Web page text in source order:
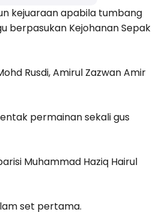
kejuaraan apabila tumbang
berpasukan Kejohanan Sepak
Rusdi, Amirul Zazwan Amir
permainan sekali gus
Muhammad Haziq Hairul
set pertama.